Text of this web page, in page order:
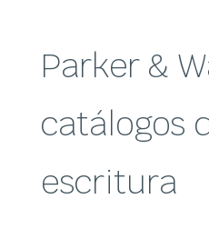
Parker &
catálogos
escritura